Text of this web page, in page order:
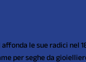
le sue radici nel
per seghe da